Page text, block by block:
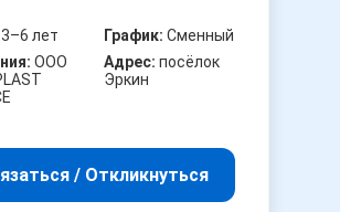
3–6 лет
ООО
График: Сменный
Адрес: посёлок
Эркин
/ Откликнуться